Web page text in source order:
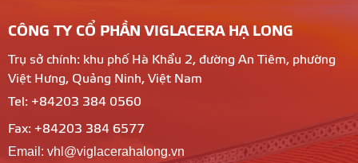
CÔNG TY CỔ PHẦN VIGLACERA HẠ LONG
Trụ sở chính: khu phố Hà Khẩu 2, đường An Tiêm, phường
Việt Hưng, Quảng Ninh, Việt Nam
Tel: +84203 384 0560
Fax: +84203 384 6577
Email: vhl@viglacerahalong.vn